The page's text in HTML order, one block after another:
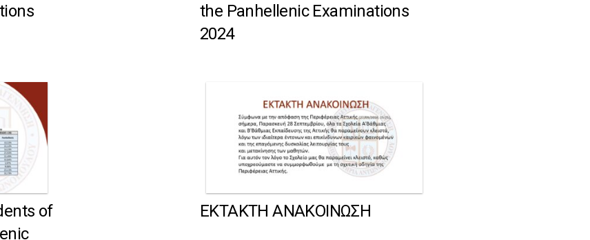
the Panhellenic Examinations
2024
of
ΕΚΤΑΚΤΗ ΑΝΑΚΟΙΝΩΣΗ